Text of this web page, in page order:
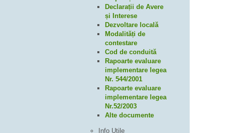
Declarații de Avere
și Interese
Dezvoltare locală
Modalități de
contestare
Cod de conduită
Rapoarte evaluare
implementare legea
Nr. 544/2001
Rapoarte evaluare
implementare legea
Nr.52/2003
Alte documente
Info Utile